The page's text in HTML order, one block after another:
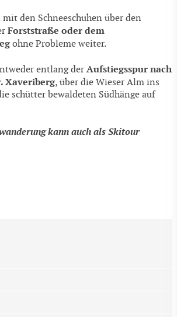
den Schneeschuhen über den
Forststraße oder dem
ohne Probleme weiter.
entlang der Aufstiegsspur nach
Xaveriberg, über die Wieser Alm ins
schütter bewaldeten Südhänge auf
kann auch als Skitour